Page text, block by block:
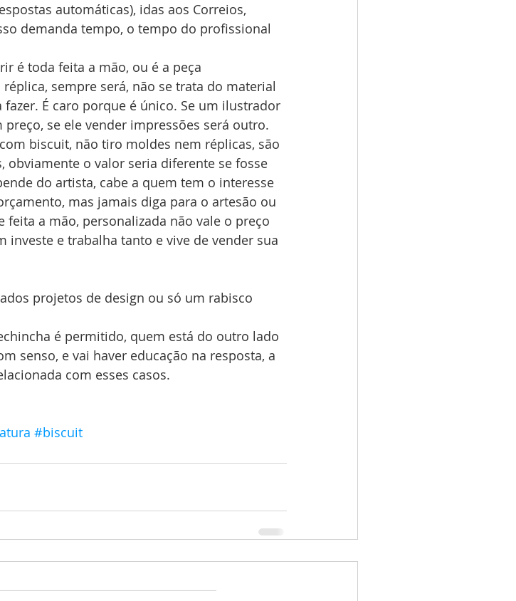
automáticas), idas aos Correios,
demanda tempo, o tempo do profissional
é toda feita a mão, ou é a peça
sempre será, não se trata do material
É caro porque é único. Se um ilustrador
se ele vender impressões será outro.
biscuit, não tiro moldes nem réplicas, são
o valor seria diferente se fosse
do artista, cabe a quem tem o interesse
mas jamais diga para o artesão ou
a mão, personalizada não vale o preço
investe e trabalha tanto e vive de vender sua
projetos de design ou só um rabisco
é permitido, quem está do outro lado
senso, e vai haver educação na resposta, a
com esses casos.
#biscuit